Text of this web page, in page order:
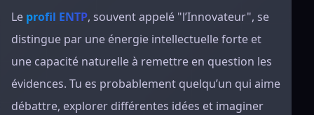
Le profil ENTP, souvent appelé "l’Innovateur", se
distingue par une énergie intellectuelle forte et
une capacité naturelle à remettre en question les
évidences. Tu es probablement quelqu’un qui aime
débattre, explorer différentes idées et imaginer